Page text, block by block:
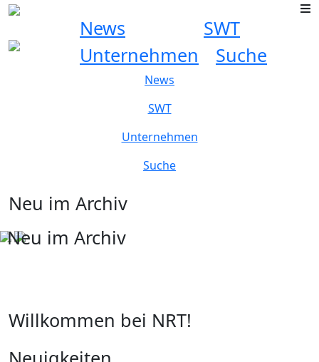
News
SWT
Unternehmen
Suche
News
SWT
Unternehmen
Suche
Neu im Archiv
Neu im Archiv
Willkommen bei NRT!